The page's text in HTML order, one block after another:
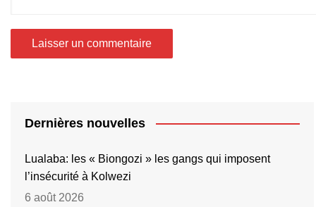
Dernières nouvelles
Lualaba: les « Biongozi » les gangs qui imposent
l’insécurité à Kolwezi
6 août 2026